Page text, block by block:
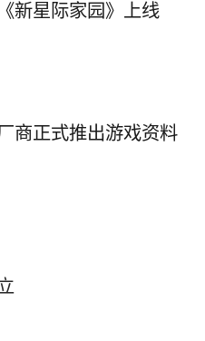
新星际家园》上线
商正式推出游戏资料